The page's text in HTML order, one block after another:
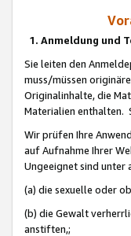
1. Anmeldung und
Sie leiten den
muss/müssen
Originalinhalte, die
Materialien enthalten.
Wir prüfen Ihre
auf Aufnahme Ihrer
Ungeeignet sind unter
(a) die sexuelle oder
(b) die Gewalt
anstiften,;